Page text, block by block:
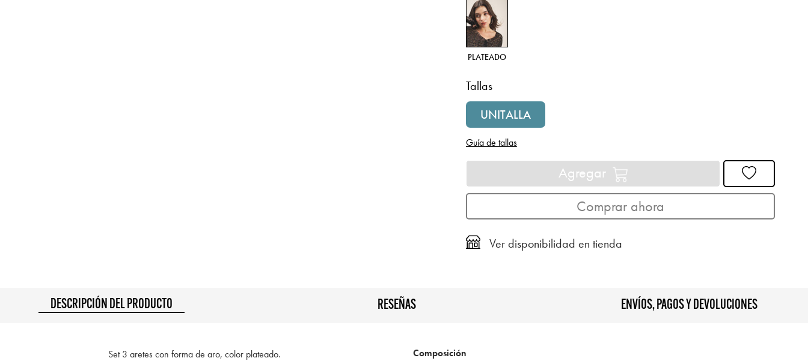
PLATEADO
Tallas
UNITALLA
Guía de tallas
Agregar
Comprar ahora
Ver disponibilidad en tienda
DESCRIPCIÓN DEL PRODUCTO RESEÑAS ENVÍOS, PAGOS Y DEVOLUCIONES
Set 3 aretes con forma de aro, color plateado.
Composición